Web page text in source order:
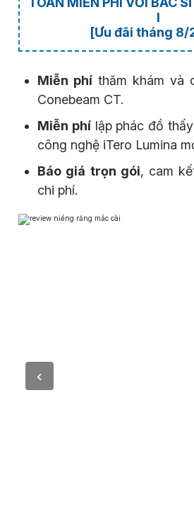
I
[Ưu đãi tháng 8/
Miễn phí thăm khám và
Conebeam CT.
Miễn phílập phác đồ
công nghệ iTero Lumina
Báo giá trọn gói, cam
chi phí.